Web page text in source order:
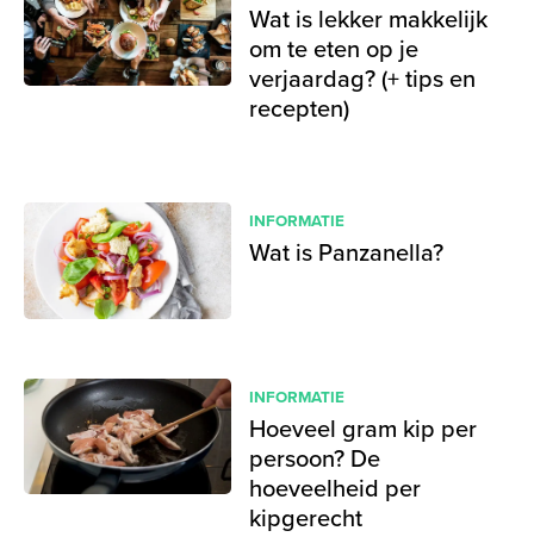
Wat is lekker makkelijk
om te eten op je
verjaardag? (+ tips en
recepten)
INFORMATIE
Wat is Panzanella?
INFORMATIE
Hoeveel gram kip per
persoon? De
hoeveelheid per
kipgerecht